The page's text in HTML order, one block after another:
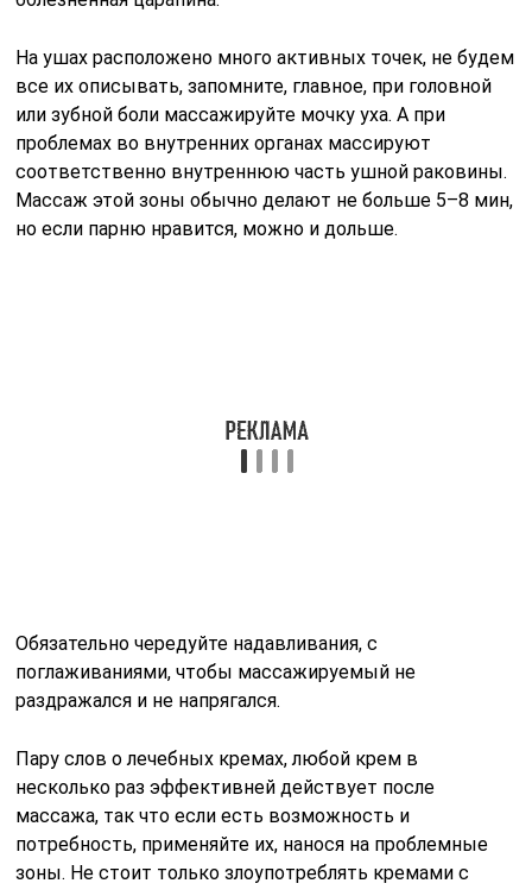
Пару слов о лечебных кремах, любой крем в
несколько раз эффективней действует после
массажа, так что если есть возможность и
потребность, применяйте их, нанося на проблемные
зоны. Не стоит только злоупотреблять кремами с
агрессивными компонентами, сильно согревающими,
после массажа на коже может остаться красный след
как от ожога.
Затем принимайте заслуженные благодарности,